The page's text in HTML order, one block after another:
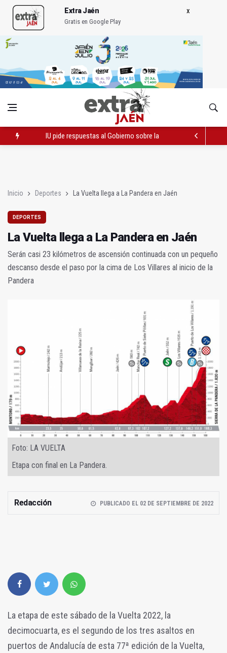
Extra Jaén
Gratis en Google Play
IU pide respuestas al Gobierno sobre la situación del
Inicio Deportes La Vuelta llega a La Pandera en Jaén
DEPORTES
La Vuelta llega a La Pandera en Jaén
Serán casi 23 kilómetros de ascensión continuada con un pequeño
descanso desde el paso por la cima de Los Villares al inicio de la
Pandera
Foto: LA VUELTA
Etapa con final en La Pandera.
Redacción PUBLICADO EL 02 DE SEPTIEMBRE DE 2022
La etapa de este sábado de la Vuelta 2022, la
decimocuarta, es el segundo de los tres asaltos en
puertos de Andalucía de esta 77ª edición de la Vuelta,